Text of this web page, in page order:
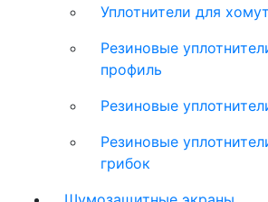
Уплотнители для
Резиновые
профиль
Резиновые
Резиновые
грибок